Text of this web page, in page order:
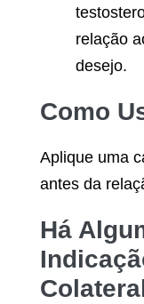
relação
desejo.
Como
Aplique uma
antes da
Há